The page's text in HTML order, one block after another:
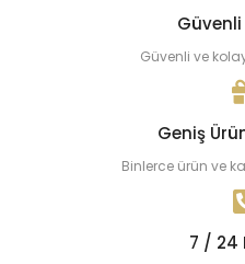
Güvenli
Güvenli ve
Geniş
Binlerce ürün ve
7 / 24